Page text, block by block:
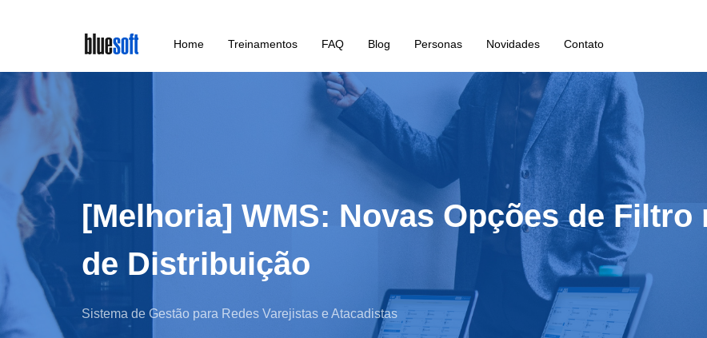
main
content
Home Treinamentos FAQ Blog Personas Novidades Contato
[Melhoria] WMS: Novas Opções de Filtro
de Distribuição
Sistema de Gestão para Redes Varejistas e Atacadistas